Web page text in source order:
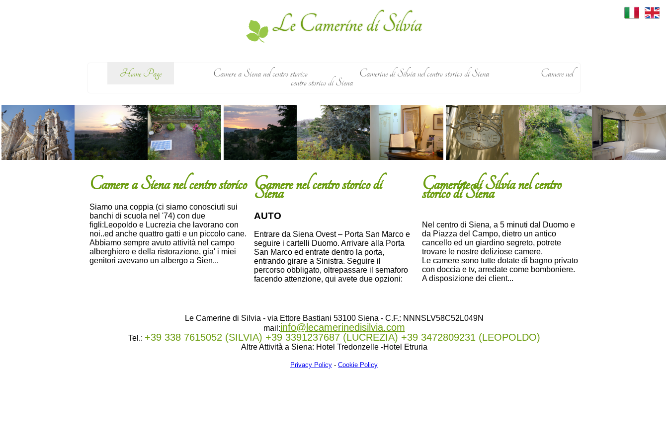
Le Camerine di Silvia
Home Page Camere a Siena nel centro storico Camerine di Silvia nel centro storico di Siena Camere nel
centro storico di Siena
Camere a Siena nel centro storico
Siamo una coppia (ci siamo conosciuti sui
banchi di scuola nel '74) con due
figli:Leopoldo e Lucrezia che lavorano con
noi..ed anche quattro gatti e un piccolo cane.
Abbiamo sempre avuto attività nel campo
alberghiero e della ristorazione, gia' i miei
genitori avevano un albergo a Sien...
Camere nel centro storico di
Siena
AUTO
Entrare da Siena Ovest – Porta San Marco e
seguire i cartelli Duomo. Arrivare alla Porta
San Marco ed entrate dentro la porta,
entrando girare a Sinistra. Seguire il
percorso obbligato, oltrepassare il semaforo
facendo attenzione, qui avete due opzioni:
Camerine di Silvia nel centro
storico di Siena
Nel centro di Siena, a 5 minuti dal Duomo e
da Piazza del Campo, dietro un antico
cancello ed un giardino segreto, potrete
trovare le nostre deliziose camere.
Le camere sono tutte dotate di bagno privato
con doccia e tv, arredate come bomboniere.
A disposizione dei client...
Le Camerine di Silvia - via Ettore Bastiani 53100 Siena - C.F.: NNNSLV58C52L049N
mail:info@lecamerinedisilvia.com
Tel.: +39 338 7615052 (SILVIA) +39 3391237687 (LUCREZIA) +39 3472809231 (LEOPOLDO)
Altre Attività a Siena: Hotel Tredonzelle -Hotel Etruria
Privacy Policy - Cookie Policy